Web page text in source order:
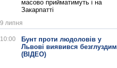
масово прийматимуть і на
Закарпатті
9 липня
10:00
Бунт проти людоловів у
Львові виявився безглуздим
(ВІДЕО)